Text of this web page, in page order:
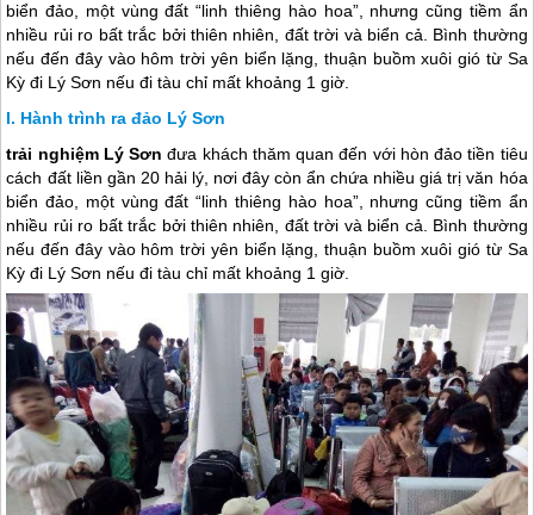
biển đảo, một vùng đất “linh thiêng hào hoa”, nhưng cũng tiềm ẩn
nhiều rủi ro bất trắc bởi thiên nhiên, đất trời và biển cả. Bình thường
nếu đến đây vào hôm trời yên biển lặng, thuận buồm xuôi gió từ Sa
Kỳ đi Lý Sơn nếu đi tàu chỉ mất khoảng 1 giờ.
Hành trình ra đảo Lý Sơn
trải nghiệm Lý Sơn đưa khách thăm quan đến với hòn đảo tiền tiêu
cách đất liền gần 20 hải lý, nơi đây còn ẩn chứa nhiều giá trị văn hóa
biển đảo, một vùng đất “linh thiêng hào hoa”, nhưng cũng tiềm ẩn
nhiều rủi ro bất trắc bởi thiên nhiên, đất trời và biển cả. Bình thường
nếu đến đây vào hôm trời yên biển lặng, thuận buồm xuôi gió từ Sa
Kỳ đi Lý Sơn nếu đi tàu chỉ mất khoảng 1 giờ.